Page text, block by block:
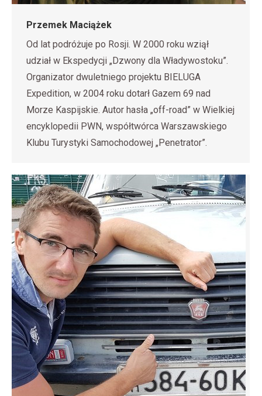
Przemek Maciążek
Od lat podróżuje po Rosji. W 2000 roku wziął
udział w Ekspedycji „Dzwony dla Władywostoku”.
Organizator dwuletniego projektu BIELUGA
Expedition, w 2004 roku dotarł Gazem 69 nad
Morze Kaspijskie. Autor hasła „off-road” w Wielkiej
encyklopedii PWN, współtwórca Warszawskiego
Klubu Turystyki Samochodowej „Penetrator”.